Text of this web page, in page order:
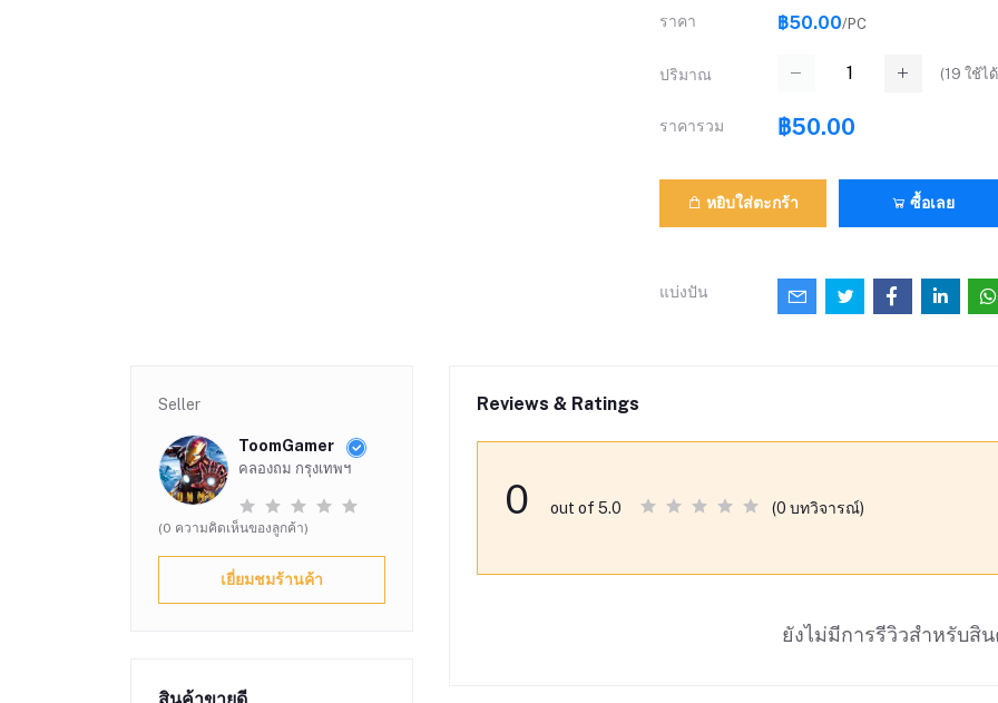
ราคา ฿50.00/PC
ปริมาณ (19 ใช้ไ
ราคารวม ฿50.00
หยิบใส่ตะกร้า ซื้อเลย
แบ่งปัน
Seller
ToomGamer
คลองถม กรุงเทพฯ
(0 ความคิดเห็นของลูกค้า)
เยี่ยมชมร้านค้า
สินค้าขายดี
Reviews & Ratings
0 out of 5.0 (0 บทวิจารณ์)
ยังไม่มีการรีวิวสำหรับสิ